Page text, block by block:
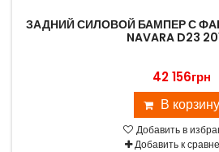
ЗАДНИЙ СИЛОВОЙ БАМПЕР С
NAVARA D23
42 156грн
В корзину
Добавить в
Добавить к